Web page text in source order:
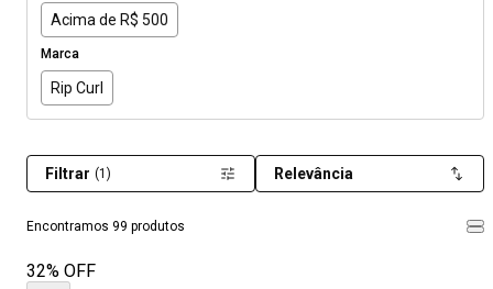
Acima de R$ 500
Marca
Rip Curl
Encontramos 99 produtos
Filtrar (1) Relevância
32% OFF